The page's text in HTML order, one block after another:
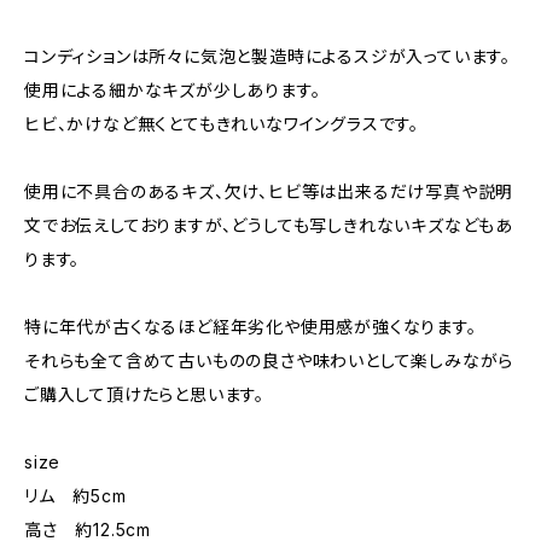
コンディションは所々に気泡と製造時によるスジが入っています。
使用による細かなキズが少しあります。
ヒビ、かけなど無くとてもきれいなワイングラスです。
使用に不具合のあるキズ、欠け、ヒビ等は出来るだけ写真や説明
文でお伝えしておりますが、どうしても写しきれないキズなどもあ
ります。
特に年代が古くなるほど経年劣化や使用感が強くなります。
それらも全て含めて古いものの良さや味わいとして楽しみながら
ご購入して頂けたらと思います。
size
リム 約5cm
高さ 約12.5cm